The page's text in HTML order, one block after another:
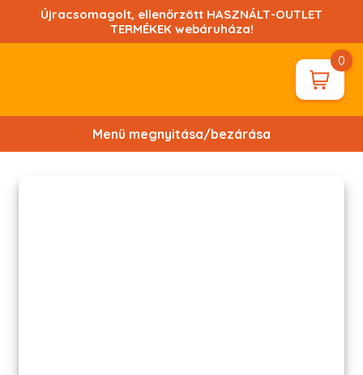
tartalomhoz!
Újracsomagolt, ellenőrzött HASZNÁLT-OUTLET
TERMÉKEK webáruháza!
0
Menü megnyitása/bezárása